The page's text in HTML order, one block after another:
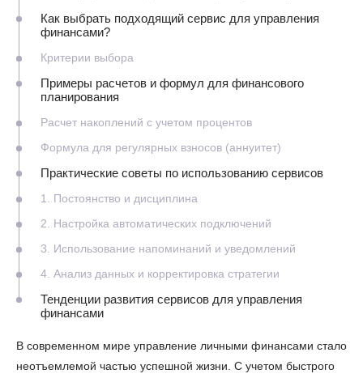
Как выбрать подходящий сервис для управления
финансами?
Критерии выбора
Примеры расчетов и формул для финансового
планирования
Расчет накоплений с учетом процентов
Формула для регулярных взносов (аннуитет)
Практические советы по использованию сервисов
1. Постоянство и дисциплина
2. Настройка автоматических подключений
3. Использование напоминаний и уведомлений
4. Анализ данных и корректировка стратегии
Тенденции развития сервисов для управления
финансами
В современном мире управление личными финансами стало
неотъемлемой частью успешной жизни. С учетом быстрого